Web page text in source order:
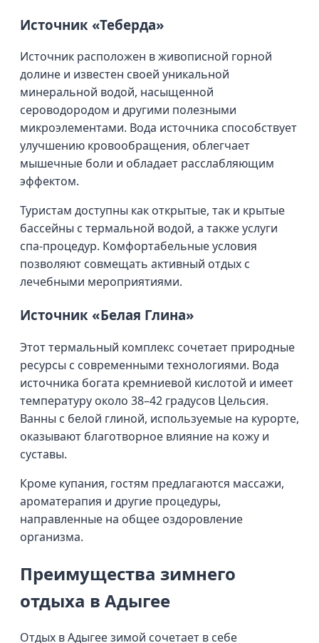
Источник «Теберда»
Источник расположен в живописной горной
долине и известен своей уникальной
минеральной водой, насыщенной
сероводородом и другими полезными
микроэлементами. Вода источника способствует
улучшению кровообращения, облегчает
мышечные боли и обладает расслабляющим
эффектом.
Туристам доступны как открытые, так и крытые
бассейны с термальной водой, а также услуги
спа-процедур. Комфортабельные условия
позволяют совмещать активный отдых с
лечебными мероприятиями.
Источник «Белая Глина»
Этот термальный комплекс сочетает природные
ресурсы с современными технологиями. Вода
источника богата кремниевой кислотой и имеет
температуру около 38–42 градусов Цельсия.
Ванны с белой глиной, используемые на курорте,
оказывают благотворное влияние на кожу и
суставы.
Кроме купания, гостям предлагаются массажи,
ароматерапия и другие процедуры,
направленные на общее оздоровление
организма.
Преимущества зимнего
отдыха в Адыгее
Отдых в Адыгее зимой сочетает в себе